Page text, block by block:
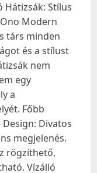
Hátizsák: Stílus
Modern
társ minden
és a stílust
nem
egy
a
Főbb
Divatos
megjelenés.
rögzíthető,
Vízálló